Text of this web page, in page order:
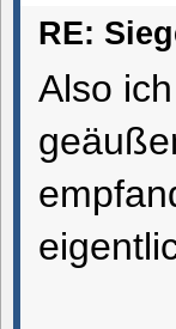
RE:
Also